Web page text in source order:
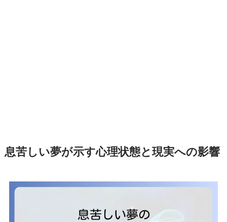
息苦しい夢が示す心理状態と現実への影響